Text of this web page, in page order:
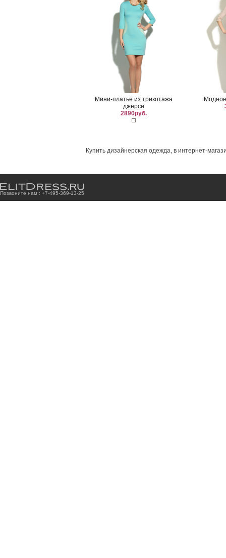
Мини-платье из трикотажа
джерси
2890руб.
Купить дизайнерская одежда, в интернет-
Позвоните нам : +7-495-369-13-25